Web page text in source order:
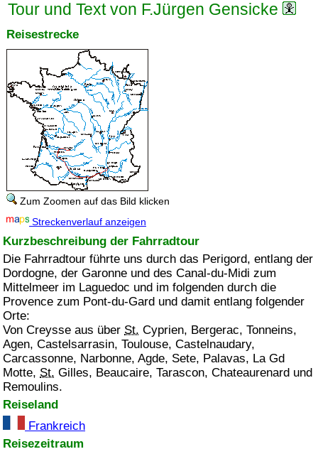
Tour und Text von F.Jürgen Gensicke
Reisestrecke
Zum Zoomen auf das Bild klicken
Streckenverlauf anzeigen
Kurzbeschreibung der Fahrradtour
Die Fahrradtour führte uns durch das Perigord, entlang der
Dordogne, der Garonne und des Canal-du-Midi zum
Mittelmeer im Laguedoc und im folgenden durch die
Provence zum Pont-du-Gard und damit entlang folgender
Orte:
Von Creysse aus über St. Cyprien, Bergerac, Tonneins,
Agen, Castelsarrasin, Toulouse, Castelnaudary,
Carcassonne, Narbonne, Agde, Sete, Palavas, La Gd
Motte, St. Gilles, Beaucaire, Tarascon, Chateaurenard und
Remoulins.
Reiseland
Frankreich
Reisezeitraum